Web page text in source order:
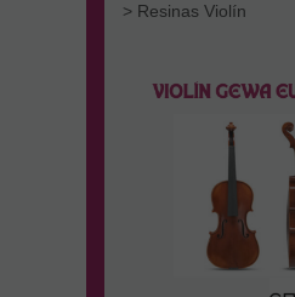
> Resinas Violín